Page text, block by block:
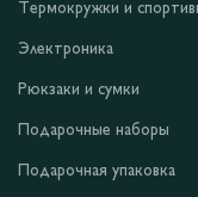
Термокружки и
Электроника
Рюкзаки и сумки
Подарочные наборы
Подарочная упаковка